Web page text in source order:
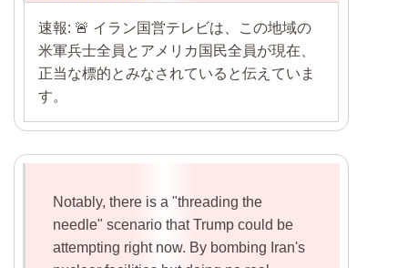
速報: 🚨 イラン国営テレビは、この地域の
米軍兵士全員とアメリカ国民全員が現在、
正当な標的とみなされていると伝えていま
す。
Notably, there is a "threading the
needle" scenario that Trump could be
attempting right now. By bombing Iran's